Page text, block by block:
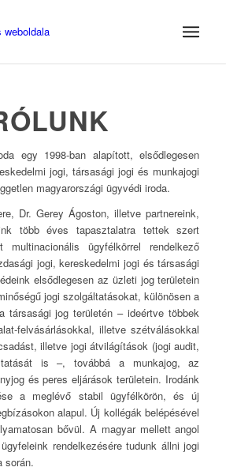
egy 1998-ban alapított, elsődlegesen
jogi, társasági jogi és munkajogi
magyarországi ügyvédi iroda.
Dr. Gerey Ágoston, illetve partnereink,
több éves tapasztalatra tettek szert
multinacionális ügyfélkörrel rendelkező
jogi, kereskedelmi jogi és társasági
elsődlegesen az üzleti jog területein
jogi szolgáltatásokat, különösen a
társasági jog területén – ideértve többek
felvásárlásokkal, illetve szétválásokkal
illetve jogi átvilágítások (jogi audit,
is –, továbbá a munkajog, az
és peres eljárások területein. Irodánk
a meglévő stabil ügyfélkörön, és új
alapul. Új kollégák belépésével
bővül. A magyar mellett angol
rendelkezésére tudunk állni jogi
során.